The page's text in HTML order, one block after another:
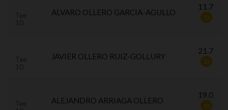
ALVARO OLLERO GARCIA-AGULLO
11.7
11
JAVIER OLLERO RUIZ-GOLLURY
21.7
22
ALEJANDRO ARRIAGA OLLERO
19.0
19